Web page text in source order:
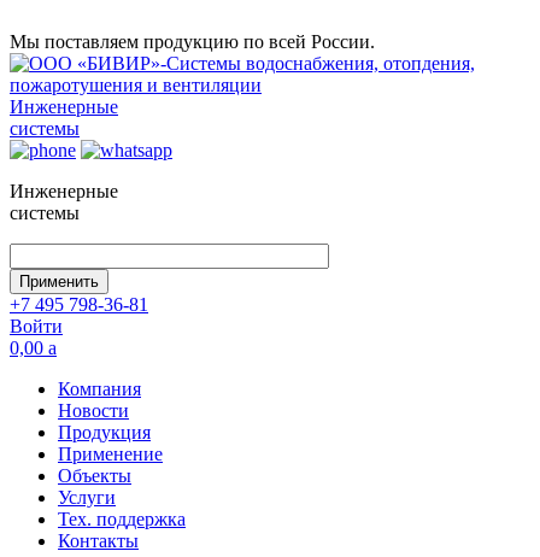
Мы поставляем продукцию по всей России.
Инженерные
системы
Инженерные
системы
+7 495 798-36-81
Войти
0,00 a
Компания
Новости
Продукция
Применение
Объекты
Услуги
Тех. поддержка
Контакты